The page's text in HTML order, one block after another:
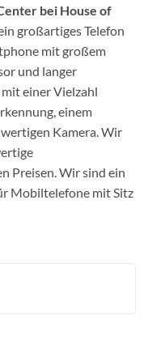
bei House of
großartiges Telefon
mit großem
und langer
einer Vielzahl
einem
Kamera. Wir
Preisen. Wir sind ein
Mobiltelefone mit Sitz